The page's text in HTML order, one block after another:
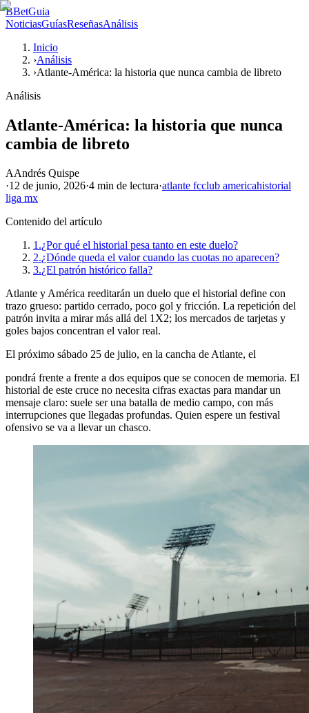
BBetGuia
NoticiasGuíasReseñasAnálisis
Inicio
›Análisis
›Atlante-América: la historia que nunca cambia de libreto
Análisis
Atlante-América: la historia que nunca
cambia de libreto
AAndrés Quispe
·12 de junio, 2026·4 min de lectura·atlante fcclub americahistorial
liga mx
Contenido del artículo
1.¿Por qué el historial pesa tanto en este duelo?
2.¿Dónde queda el valor cuando las cuotas no aparecen?
3.¿El patrón histórico falla?
Atlante y América reeditarán un duelo que el historial define con
trazo grueso: partido cerrado, poco gol y fricción. La repetición del
patrón invita a mirar más allá del 1X2; los mercados de tarjetas y
goles bajos concentran el valor real.
El próximo sábado 25 de julio, en la cancha de Atlante, el
pondrá frente a frente a dos equipos que se conocen de memoria. El
historial de este cruce no necesita cifras exactas para mandar un
mensaje claro: suele ser una batalla de medio campo, con más
interrupciones que llegadas profundas. Quien espere un festival
ofensivo se va a llevar un chasco.